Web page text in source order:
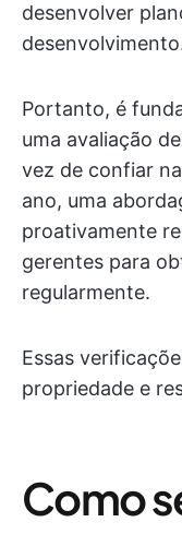
desenvolver
Portanto, é
uma avaliação
vez de confiar
ano, uma
proativamente
gerentes para
regularmente.
Essas
propriedade e
Como